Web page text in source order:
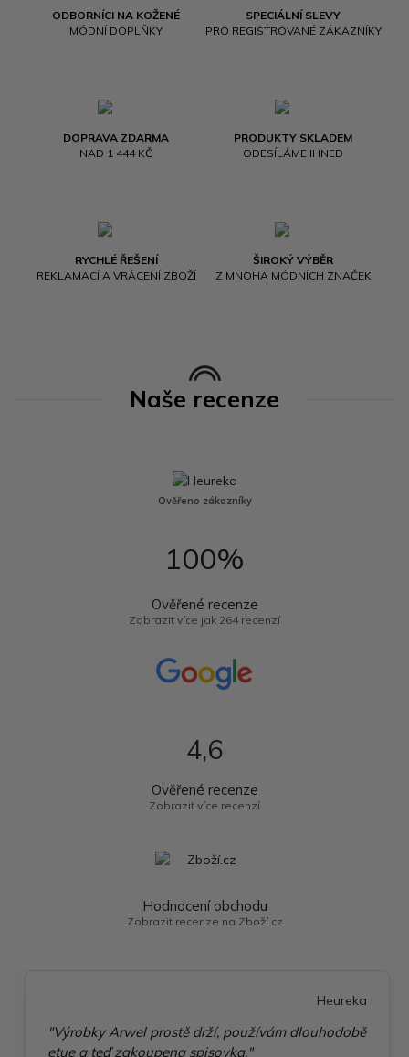
ODBORNÍCI NA KOŽENÉ
MÓDNÍ DOPLŇKY
SPECIÁLNÍ SLEVY
PRO REGISTROVANÉ ZÁKAZNÍKY
DOPRAVA ZDARMA
NAD 1 444 KČ
PRODUKTY SKLADEM
ODESÍLÁME IHNED
RYCHLÉ ŘEŠENÍ
REKLAMACÍ A VRÁCENÍ ZBOŽÍ
ŠIROKÝ VÝBĚR
Z MNOHA MÓDNÍCH ZNAČEK
Naše recenze
Ověřeno zákazníky
100%
Ověřené recenze
Zobrazit více jak 264 recenzí
4,6
Ověřené recenze
Zobrazit více recenzí
Hodnocení obchodu
Zobrazit recenze na Zboží.cz
Heureka
"Výrobky Arwel prostě drží, používám dlouhodobě
etue a teď zakoupena spisovka."